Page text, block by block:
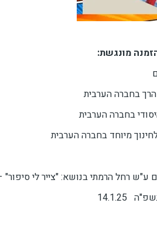
מונגשת:
בחברה הערבית
בחברה הערבית
מיוחד בחברה הערבית
ע"ש רחל הרמתי בנושא: "צייר לי